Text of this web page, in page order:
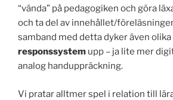
“vända” på pedagogiken och göra
och ta del av innehållet/
samband med detta dyker även
responssystem upp – ja lite mer
analog handuppräckning.
Vi pratar alltmer spel i relation till